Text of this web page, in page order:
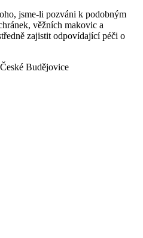
jsme-li pozváni k podobným
věžních makovic a
zajistit odpovídající péči o
Budějovice